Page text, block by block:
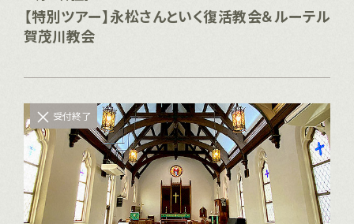
【特別ツアー】永松さんといく復活教会＆ルーテル
賀茂川教会
受付終了